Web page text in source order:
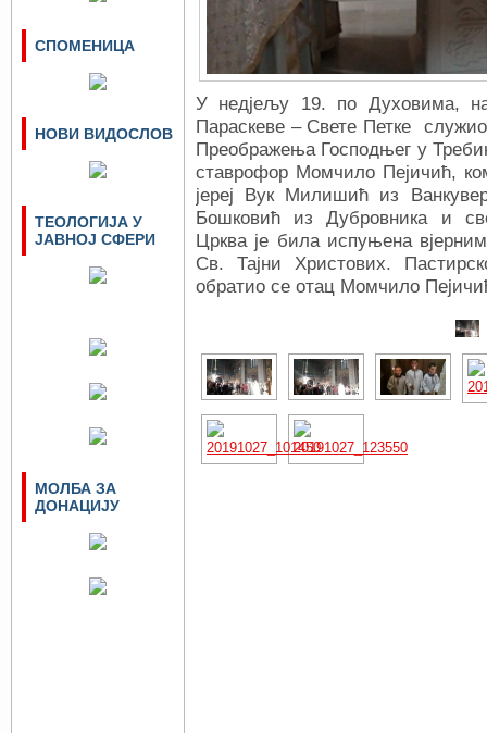
У недјељу 19. по Духовима,
Параскеве – Свете Петке
Преображења Господњег у
ставрофор Момчило Пејичић,
јереј Вук Милишић из
Бошковић из Дубровника и
Црква је била испуњена
Св. Тајни Христових.
обратио се отац Момчило
СПОМЕНИЦА
НОВИ ВИДОСЛОВ
ТЕОЛОГИЈА У
ЈАВНОЈ СФЕРИ
МОЛБА ЗА
ДОНАЦИЈУ